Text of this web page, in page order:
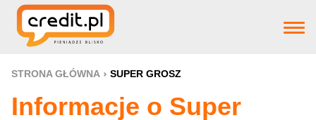
Strona główna
STRONA GŁÓWNA SUPER GROSZ
Informacje o Super